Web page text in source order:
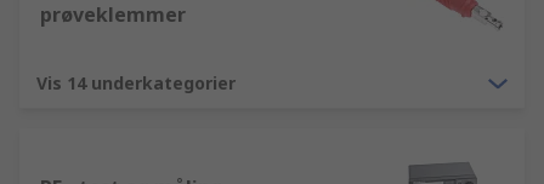
prøveklemmer
Vis 14 underkategorier